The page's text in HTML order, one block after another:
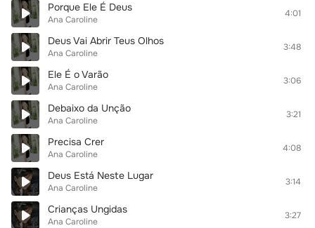
Porque Ele É Deus
Ana Caroline
4:01
Deus Vai Abrir Teus Olhos
Ana Caroline
3:48
Ele É o Varão
Ana Caroline
3:06
Debaixo da Unção
Ana Caroline
3:21
Precisa Crer
Ana Caroline
4:08
Deus Está Neste Lugar
Ana Caroline
3:14
Crianças Ungidas
Ana Caroline
3:27